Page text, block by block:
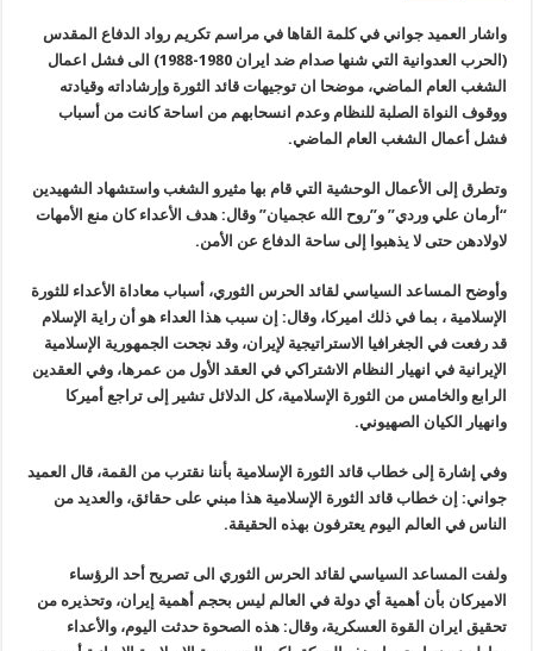
واشار العميد جواني في كلمة القاها في مراسم تكريم رواد الدفاع المقدس
(الحرب العدوانية التي شنها صدام ضد ايران 1980-1988) الى فشل اعمال
الشغب العام الماضي، موضحا ان توجيهات قائد الثورة وإرشاداته وقيادته
ووقوف النواة الصلبة للنظام وعدم انسحابهم من اساحة كانت من أسباب
فشل أعمال الشغب العام الماضي.
وتطرق إلى الأعمال الوحشية التي قام بها مثيرو الشغب واستشهاد الشهيدين
“أرمان علي وردي” و”روح الله عجميان” وقال: هدف الأعداء كان منع الأمهات
لاولادهن حتى لا يذهبوا إلى ساحة الدفاع عن الأمن.
وأوضح المساعد السياسي لقائد الحرس الثوري، أسباب معاداة الأعداء للثورة
الإسلامية ، بما في ذلك اميركا، وقال: إن سبب هذا العداء هو أن راية الإسلام
قد رفعت في الجغرافيا الاستراتيجية لإيران، وقد نجحت الجمهورية الإسلامية
الإيرانية في انهيار النظام الاشتراكي في العقد الأول من عمرها، وفي العقدين
الرابع والخامس من الثورة الإسلامية، كل الدلائل تشير إلى تراجع أميركا
وانهيار الكيان الصهيوني.
وفي إشارة إلى خطاب قائد الثورة الإسلامية بأننا نقترب من القمة، قال العميد
جواني: إن خطاب قائد الثورة الإسلامية هذا مبني على حقائق، والعديد من
الناس في العالم اليوم يعترفون بهذه الحقيقة.
ولفت المساعد السياسي لقائد الحرس الثوري الى تصريح أحد الرؤساء
الاميركان بأن أهمية أي دولة في العالم ليس بحجم أهمية إيران، وتحذيره من
تحقيق ايران القوة العسكرية، وقال: هذه الصحوة حدثت اليوم، والأعداء